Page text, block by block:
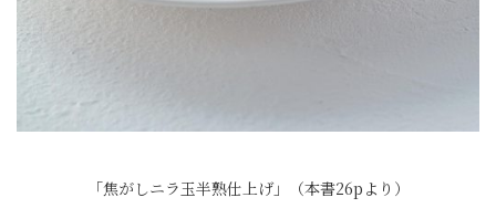
「焦がしニラ玉半熟仕上げ」（本書26pより）